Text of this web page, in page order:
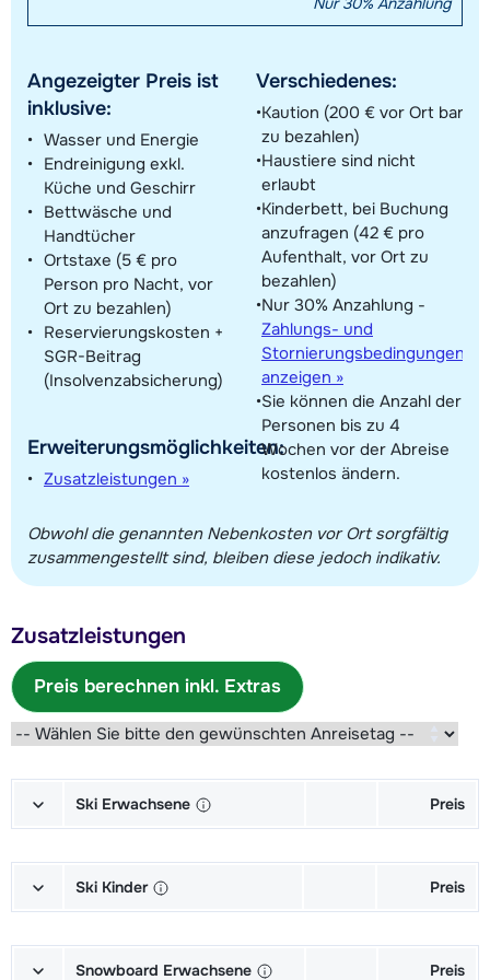
Angezeigter Preis ist
inklusive:
Wasser und Energie
Endreinigung exkl.
Küche und Geschirr
Bettwäsche und
Handtücher
Ortstaxe (5 € pro
Person pro Nacht, vor
Ort zu bezahlen)
Reservierungskosten +
SGR-Beitrag
(Insolvenzabsicherung)
Erweiterungsmöglichkeiten:
Zusatzleistungen »
Verschiedenes:
Kaution (200 € vor Ort bar
zu bezahlen)
Haustiere sind nicht
erlaubt
Kinderbett, bei Buchung
anzufragen (42 € pro
Aufenthalt, vor Ort zu
bezahlen)
Nur 30% Anzahlung -
Zahlungs- und
Stornierungsbedingungen
anzeigen »
Sie können die Anzahl der
Personen bis zu 4
Wochen vor der Abreise
kostenlos ändern.
Obwohl die genannten Nebenkosten vor Ort sorgfältig
zusammengestellt sind, bleiben diese jedoch indikativ.
Zusatzleistungen
Preis berechnen inkl. Extras
Ski Erwachsene Preis
Tage)
Ski Kinder Preis
(6/7 Tage)Snowboard Erwachsene Preis